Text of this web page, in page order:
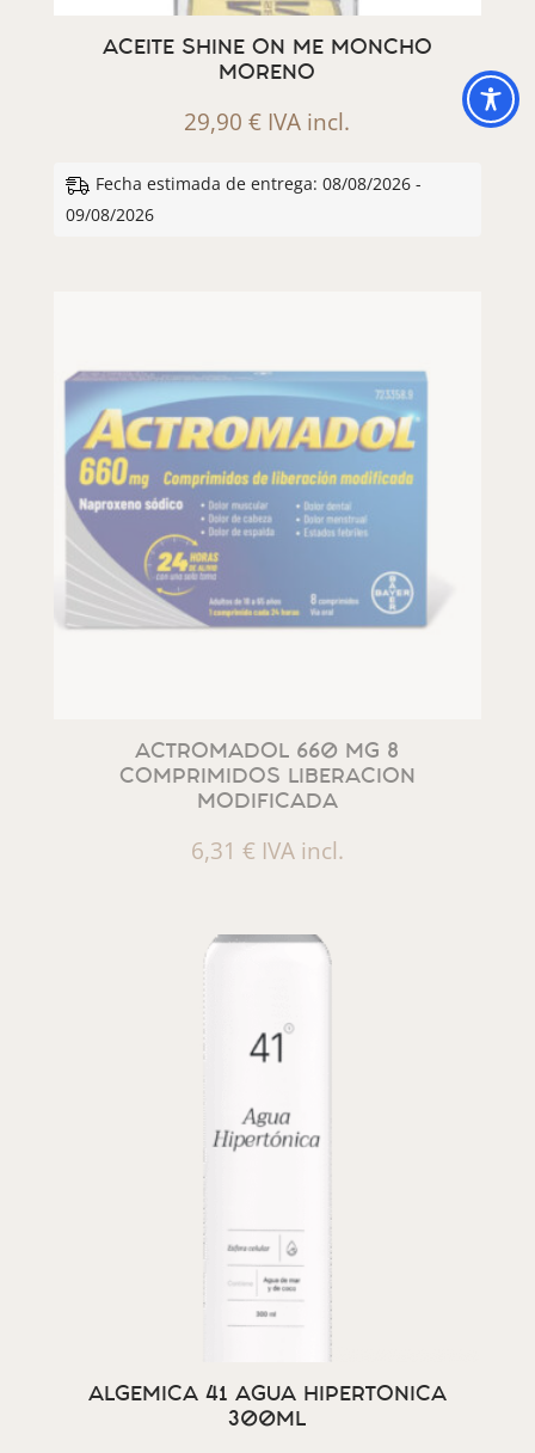
ACEITE SHINE ON ME MONCHO
MORENO
29,90€ IVA incl.
Fecha estimada de entrega: 08/08/2026 -
09/08/2026
ACTROMADOL 660 MG 8
COMPRIMIDOS LIBERACION
MODIFICADA
6,31 € IVA incl.
ALGEMICA 41 AGUA HIPERTONICA
300ML